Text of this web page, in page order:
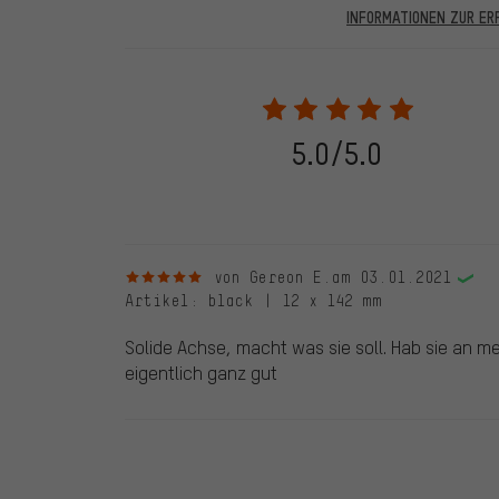
INFORMATIONEN ZUR
28.05.2022 werden nur Bewertungen veröffentlicht,
eine Bestellnummer angegeben wird. Wir schalten
frei. Alle verifizierten Bewertungen sind mit einem
dem 28.05.2022 und ab dem 28.05.2022. Vor dem
die bewertete Ware nicht bei uns gekauft haben.
veröffentlichen alle ordnungsgemäß abgegebenen
5.0/5.0
5 von 5 Sternenvon Gereon E. am 03.01.2021
Artikel : black | 12 x 142 mm
Solide Achse, macht was sie soll. Hab sie an
eigentlich ganz gut